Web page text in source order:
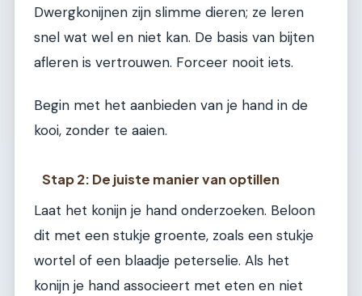
Dwergkonijnen zijn slimme dieren; ze leren
snel wat wel en niet kan. De basis van bijten
afleren is vertrouwen. Forceer nooit iets.
Begin met het aanbieden van je hand in de
kooi, zonder te aaien.
Stap 2: De juiste manier van optillen
Laat het konijn je hand onderzoeken. Beloon
dit met een stukje groente, zoals een stukje
wortel of een blaadje peterselie. Als het
konijn je hand associeert met eten en niet